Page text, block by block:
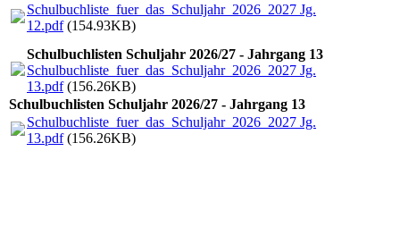
Schulbuchliste_fuer_das_Schuljahr_2026_2027 Jg.
12.pdf(154.93KB)
Schulbuchlisten Schuljahr 2026/27 - Jahrgang 13
Schulbuchliste_fuer_das_Schuljahr_2026_2027 Jg.
13.pdf(156.26KB)
Schulbuchlisten Schuljahr 2026/27 - Jahrgang 13
Schulbuchliste_fuer_das_Schuljahr_2026_2027 Jg.
13.pdf(156.26KB)